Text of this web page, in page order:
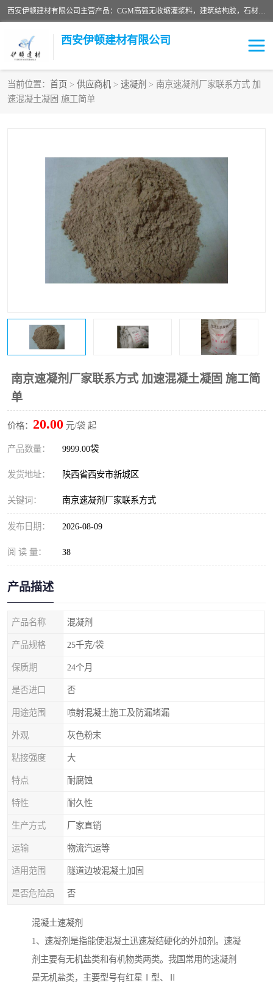
西安伊顿建材有限公司主营产品：CGM高强无收缩灌浆料，建筑结构胶，石材粘合剂，柔性防水材料，环氧修补砂浆等在各个行业得到了客户认可。
西安伊顿建材有限公司
当前位置： 首页 > 供应商机 > 速凝剂 > 南京速凝剂厂家联系方式 加
速混凝土凝固 施工简单
南京速凝剂厂家联系方式 加速混凝土凝固 施工简
单
价格： 20.00 元/袋 起
产品数量： 9999.00袋
发货地址： 陕西省西安市新城区
关键词： 南京速凝剂厂家联系方式
发布日期： 2026-08-09
阅 读 量： 38
产品描述
产品名称 混凝剂
产品规格 25千克/袋
保质期 24个月
是否进口 否
用途范围 喷射混凝土施工及防漏堵漏
外观 灰色粉末
粘接强度 大
特点 耐腐蚀
特性 耐久性
生产方式 厂家直销
运输 物流汽运等
适用范围 隧道边坡混凝土加固
是否危险品 否
混凝土速凝剂
1、速凝剂是指能使混凝土迅速凝结硬化的外加剂。速凝
剂主要有无机盐类和有机物类两类。我国常用的速凝剂
是无机盐类，主要型号有红星Ⅰ型、Ⅱ
灌浆料
水泥路面修补材料
沥青冷补料
高延性混凝土 速凝剂
金刚砂
桥梁伸缩缝快速修补料 防静电不发火砂浆
膨胀剂 混凝土防碳化涂料
融雪剂